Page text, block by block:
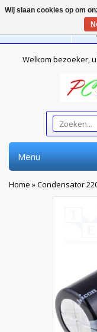
Nederlands
Welkom bezoeker,
Menu
Home »Condensator
Wij slaan cookies op om